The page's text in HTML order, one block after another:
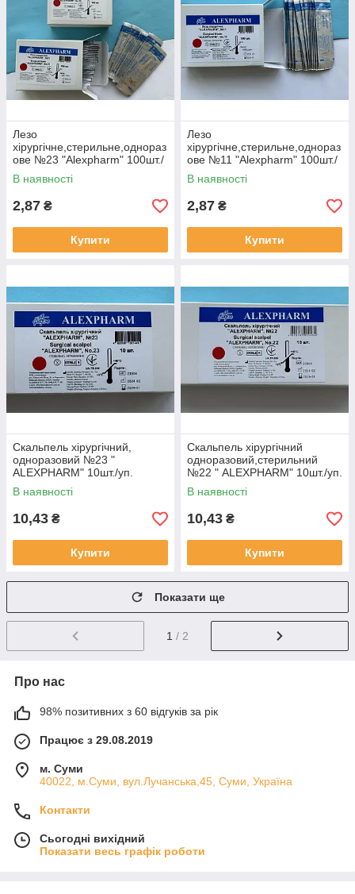
Лезо
хірургічне,стерильне,однораз
ове №23 "Alexpharm" 100шт./
уп.
В наявності
2,87 ₴
Купити
Лезо
хірургічне,стерильне,однораз
ове №11 "Alexpharm" 100шт./
уп.
В наявності
2,87 ₴
Купити
Скальпель хірургічний,
одноразовий №23 "
ALEXPHARM" 10шт./уп.
В наявності
10,43 ₴
Купити
Скальпель хірургічний
одноразовий,стерильний
№22 " ALEXPHARM" 10шт./уп.
В наявності
10,43 ₴
Купити
Показати ще
1 / 2
Про нас
98% позитивних з 60 відгуків за рік
Працює з 29.08.2019
м. Суми
40022, м.Суми, вул.Лучанська,45, Суми, Україна
Контакти
Сьогодні вихідний
Показати весь графік роботи